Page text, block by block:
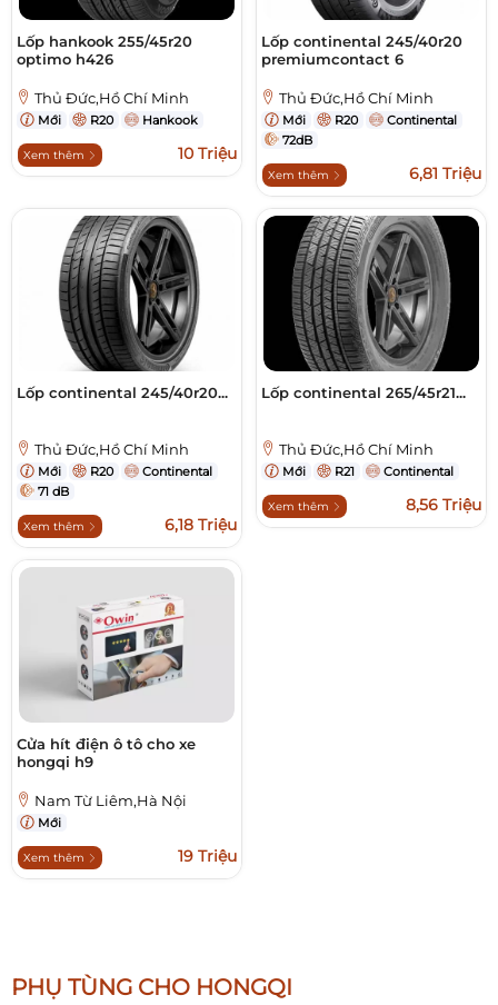
Lốp hankook 255/45r20
optimo h426
Thủ Đức,Hồ Chí Minh
Mới R20 Hankook
Xem thêm 10 Triệu
Lốp continental 245/40r20
premiumcontact 6
Thủ Đức,Hồ Chí Minh
Mới R20
Continental
72dB
Xem thêm 6,81 Triệu
Lốp continental 245/40r20...
Thủ Đức,Hồ Chí Minh
Mới R20
Continental
71 dB
Xem thêm 6,18 Triệu
Lốp continental 265/45r21...
Thủ Đức,Hồ Chí Minh
Mới R21 Continental
Xem thêm 8,56 Triệu
Cửa hít điện ô tô cho xe
hongqi h9
Nam Từ Liêm,Hà Nội
Mới
Xem thêm 19 Triệu
PHỤ TÙNG CHO HONGQI